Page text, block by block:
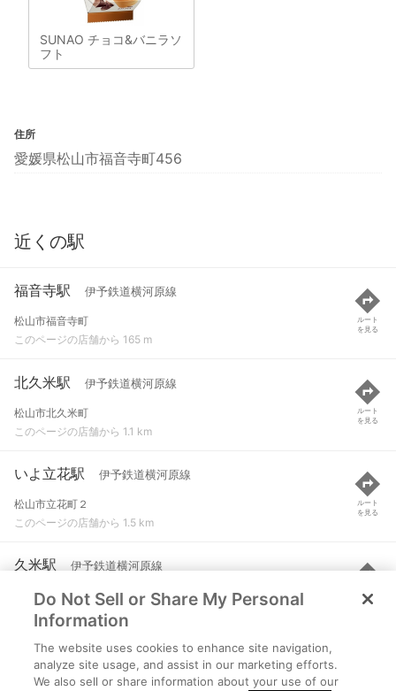
SUNAO チョコ&バニラソ
フト
住所
愛媛県松山市福音寺町456
近くの駅
福音寺駅 伊予鉄道横河原線
松山市福音寺町
このページの店舗から 165 m
ルート
を見る
北久米駅 伊予鉄道横河原線
松山市北久米町
このページの店舗から 1.1 km
ルート
を見る
いよ立花駅 伊予鉄道横河原線
松山市立花町２
このページの店舗から 1.5 km
ルート
を見る
久米駅 伊予鉄道横河原線
松山市南久米町
このページの店舗から 1.7 km
ルート
を見る
石手川公園駅 伊予鉄道横河原線
松山市立花町１
Do Not Sell or Share My Personal
Information
The website uses cookies to enhance site navigation,
analyze site usage, and assist in our marketing efforts.
We also sell or share information about your use of our